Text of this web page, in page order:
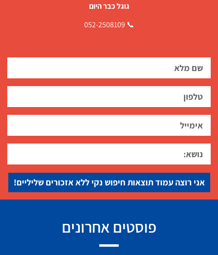
גוגל כבר היום
📞 052-2508109
אני רוצה עמוד תוצאות חיפוש נקי ללא אזכורים שליליים!
פוסטים אחרונים